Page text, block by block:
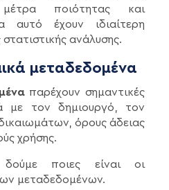
ποιότητας και
αυτό έχουν ιδιαίτερη
ανάλυσης.
μεταδεδομένα
παρέχουν σημαντικές
με τον δημιουργό, τον
όρους άδειας
χρήσης.
ποιες είναι οι
μεταδεδομένων.